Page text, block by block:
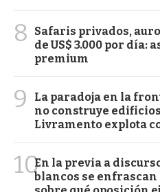
8
Safaris privados,
de US$ 3.000 por día:
premium
9
La paradoja en la
no construye
Livramento explota
10En la previa a
blancos se